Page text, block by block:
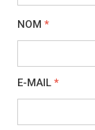
NOM *
E-MAIL *